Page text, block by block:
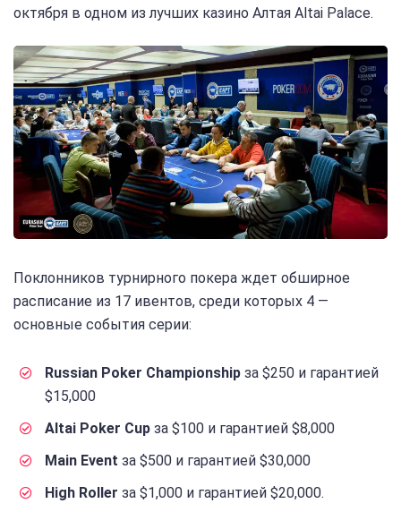
октября в одном из лучших казино Алтая Altai Palace.
Поклонников турнирного покера ждет обширное
расписание из 17 ивентов, среди которых 4 —
основные события серии:
Russian Poker Championship за $250 и гарантией
$15,000
Altai Poker Cup за $100 и гарантией $8,000
Main Event за $500 и гарантией $30,000
High Roller за $1,000 и гарантией $20,000.